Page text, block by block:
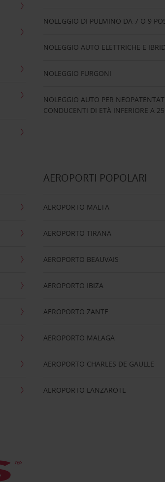
NOLEGGIO DI PULMINO DA 7 O 9
NOLEGGIO AUTO ELETTRICHE E
NOLEGGIO FURGONI
NOLEGGIO AUTO PER
CONDUCENTI DI ETÀ INFERIORE A
AEROPORTI POPOLARI
AEROPORTO MALTA
AEROPORTO TIRANA
AEROPORTO BEAUVAIS
AEROPORTO IBIZA
AEROPORTO ZANTE
AEROPORTO MALAGA
AEROPORTO CHARLES DE GAULLE
AEROPORTO LANZAROTE